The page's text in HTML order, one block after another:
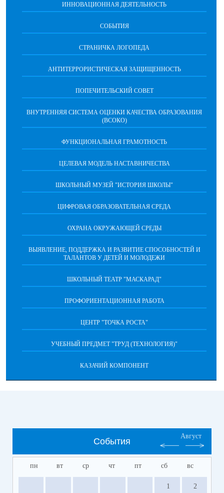
ИННОВАЦИОННАЯ ДЕЯТЕЛЬНОСТЬ
СОБЫТИЯ
СТРАНИЧКА ЛОГОПЕДА
АНТИТЕРРОРИСТИЧЕСКАЯ ЗАЩИЩЕННОСТЬ
ПОПЕЧИТЕЛЬСКИЙ СОВЕТ
ВНУТРЕННЯЯ СИСТЕМА ОЦЕНКИ КАЧЕСТВА ОБРАЗОВАНИЯ
(ВСОКО)
ФУНКЦИОНАЛЬНАЯ ГРАМОТНОСТЬ
ЦЕЛЕВАЯ МОДЕЛЬ НАСТАВНИЧЕСТВА
ШКОЛЬНЫЙ МУЗЕЙ "ИСТОРИЯ ШКОЛЫ"
ЦИФРОВАЯ ОБРАЗОВАТЕЛЬНАЯ СРЕДА
ОХРАНА ОКРУЖАЮЩЕЙ СРЕДЫ
ВЫЯВЛЕНИЕ, ПОДДЕРЖКА И РАЗВИТИЕ СПОСОБНОСТЕЙ И
ТАЛАНТОВ У ДЕТЕЙ И МОЛОДЕЖИ
ШКОЛЬНЫЙ ТЕАТР "МАСКАРАД"
ПРОФОРИЕНТАЦИОННАЯ РАБОТА
ЦЕНТР "ТОЧКА РОСТА"
УЧЕБНЫЙ ПРЕДМЕТ "ТРУД (ТЕХНОЛОГИЯ)"
КАЗАЧИЙ КОМПОНЕНТ
События
Август
пн вт ср чт пт сб вс
1 2